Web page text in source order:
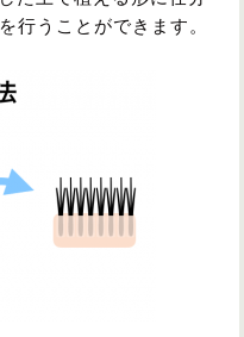
行うことができます。